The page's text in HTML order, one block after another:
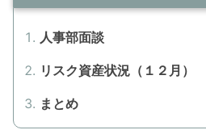
人事部面談
リスク資産状況（１２月）
まとめ